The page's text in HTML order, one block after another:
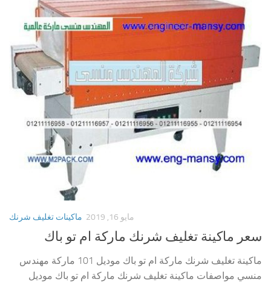
ماكينات تغليف شرنك مايو 16, 2019
سعر ماكينة تغليف شرنك ماركة ام تو باك
ماكينة تغليف شرنك ماركة ام تو باك موديل 101 ماركة مهندس
منسي مواصفات ماكينة تغليف شرنك ماركة ام تو باك موديل